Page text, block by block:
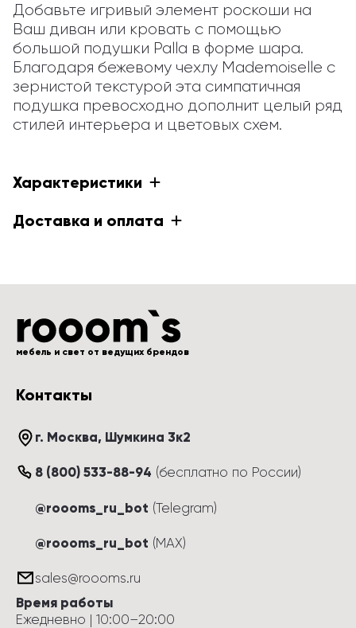
Добавьте игривый элемент роскоши на
Ваш диван или кровать с помощью
большой подушки Palla в форме шара.
Благодаря бежевому чехлу Mademoiselle с
зернистой текстурой эта симпатичная
подушка превосходно дополнит целый ряд
стилей интерьера и цветовых схем.
Характеристики
Доставка и оплата
мебель и свет от ведущих брендов
Контакты
г. Москва, Шумкина 3к2
8 (800) 533-88-94 (бесплатно по России)
@roooms_ru_bot (Telegram)
@roooms_ru_bot (MAX)
sales@roooms.ru
Время работы
Ежедневно | 10:00–20:00